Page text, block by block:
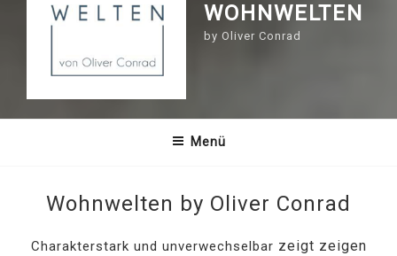
WOHNWELTEN
by Oliver Conrad
Menü
Wohnwelten by Oliver Conrad
Charakterstark und unverwechselbar zeigt zeigen